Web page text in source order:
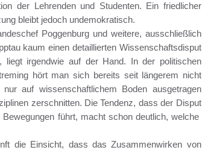
der Lehrenden und Studenten. Ein friedlicher
bleibt jedoch undemokratisch.
Poggenburg und weitere, ausschließlich
kaum einen detaillierten Wissenschaftsdisput
liegt irgendwie auf der Hand. In der politischen
hört man sich bereits seit längerem nicht
auf wissenschaftlichem Boden ausgetragen
zerschnitten. Die Tendenz, dass der Disput
führt, macht schon deutlich, welche
die Einsicht, dass das Zusammenwirken von